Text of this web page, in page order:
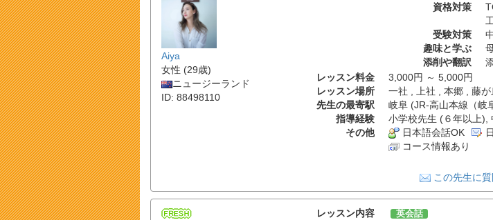
Aiya
女性 (29歳)
ニュージーランド
ID: 88498110
資格対策
受験対策
趣味と学ぶ
添削や翻訳
レッスン料金
3,000円 ～ 5,000円
レッスン場所
一社 , 上社 , 本郷 , 藤が
先生の最寄駅
岐阜 (JR-高山本線（
指導経験
小学校先生 (６年以上),
その他
日本語会話OK
コース情報あり
この先生に
レッスン内容 英会話